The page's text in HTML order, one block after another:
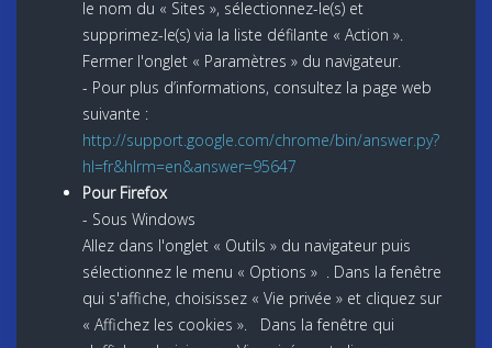
le nom du « Sites », sélectionnez-le(s) et
supprimez-le(s) via la liste défilante « Action ».
Fermer l'onglet « Paramètres » du navigateur.
- Pour plus d’informations, consultez la page web
suivante :
http://support.google.com/chrome/bin/answer.py?
hl=fr&hlrm=en&answer=95647
Pour Firefox
- Sous Windows
Allez dans l'onglet « Outils » du navigateur puis
sélectionnez le menu « Options » . Dans la fenêtre
qui s'affiche, choisissez « Vie privée » et cliquez sur
« Affichez les cookies ». Dans la fenêtre qui